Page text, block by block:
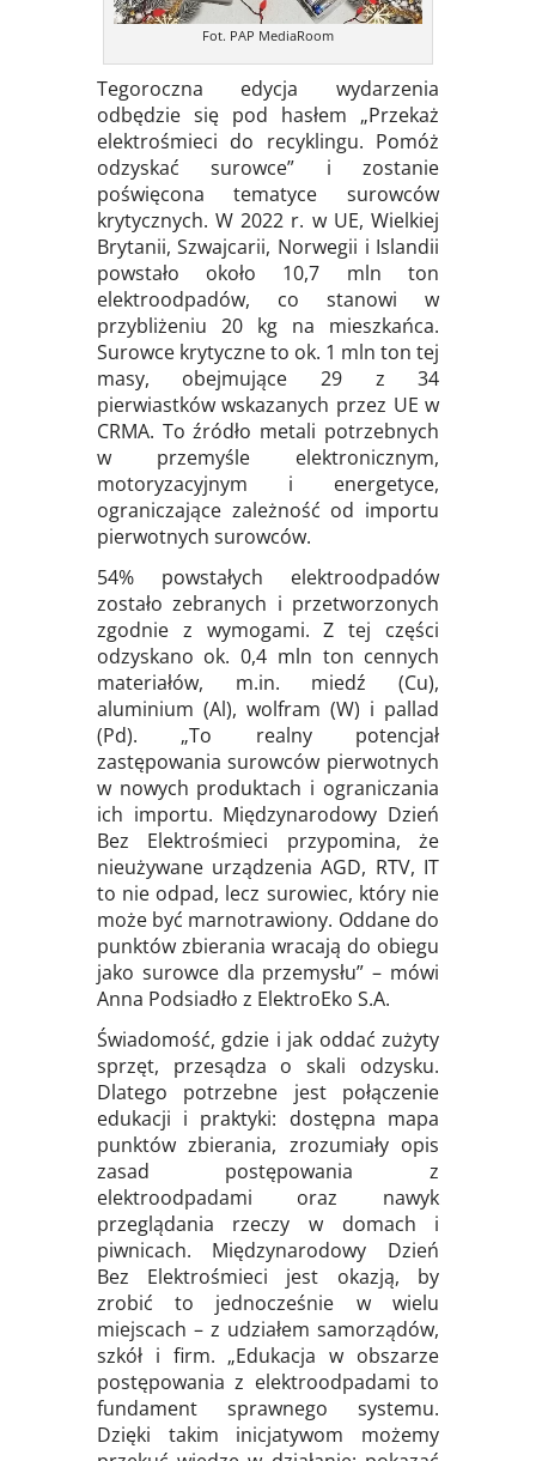
Fot. PAP MediaRoom
Tegoroczna edycja wydarzenia
odbędzie się pod hasłem „Przekaż
elektrośmieci do recyklingu. Pomóż
odzyskać surowce” i zostanie
poświęcona tematyce surowców
krytycznych. W 2022 r. w UE, Wielkiej
Brytanii, Szwajcarii, Norwegii i Islandii
powstało około 10,7 mln ton
elektroodpadów, co stanowi w
przybliżeniu 20 kg na mieszkańca.
Surowce krytyczne to ok. 1 mln ton tej
masy, obejmujące 29 z 34
pierwiastków wskazanych przez UE w
CRMA. To źródło metali potrzebnych
w przemyśle elektronicznym,
motoryzacyjnym i energetyce,
ograniczające zależność od importu
pierwotnych surowców.
54% powstałych elektroodpadów
zostało zebranych i przetworzonych
zgodnie z wymogami. Z tej części
odzyskano ok. 0,4 mln ton cennych
materiałów, m.in. miedź (Cu),
aluminium (Al), wolfram (W) i pallad
(Pd). „To realny potencjał
zastępowania surowców pierwotnych
w nowych produktach i ograniczania
ich importu. Międzynarodowy Dzień
Bez Elektrośmieci przypomina, że
nieużywane urządzenia AGD, RTV, IT
to nie odpad, lecz surowiec, który nie
może być marnotrawiony. Oddane do
punktów zbierania wracają do obiegu
jako surowce dla przemysłu” – mówi
Anna Podsiadło z ElektroEko S.A.
Świadomość, gdzie i jak oddać zużyty
sprzęt, przesądza o skali odzysku.
Dlatego potrzebne jest połączenie
edukacji i praktyki: dostępna mapa
punktów zbierania, zrozumiały opis
zasad postępowania z
elektroodpadami oraz nawyk
przeglądania rzeczy w domach i
piwnicach. Międzynarodowy Dzień
Bez Elektrośmieci jest okazją, by
zrobić to jednocześnie w wielu
miejscach – z udziałem samorządów,
szkół i firm. „Edukacja w obszarze
postępowania z elektroodpadami to
fundament sprawnego systemu.
Dzięki takim inicjatywom możemy